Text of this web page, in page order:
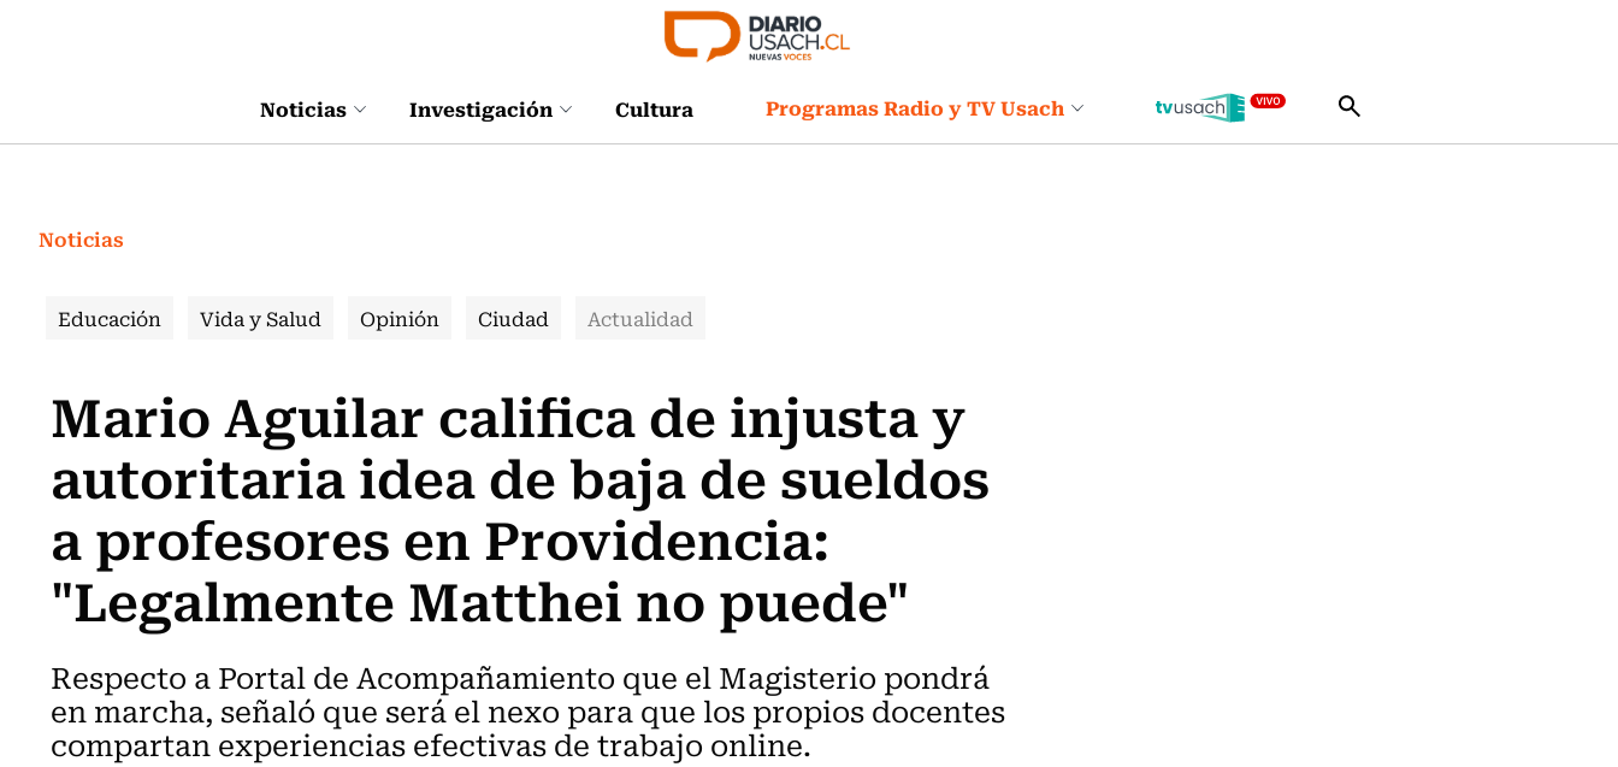
Noticias Investigación Cultura Programas Radio y TV Usach
Noticias
Educación Vida y Salud Opinión Ciudad Actualidad
Mario Aguilar califica de injusta y
autoritaria idea de baja de sueldos
a profesores en Providencia:
"Legalmente Matthei no puede"
Respecto a Portal de Acompañamiento que el Magisterio pondrá
en marcha, señaló que será el nexo para que los propios docentes
compartan experiencias efectivas de trabajo online.